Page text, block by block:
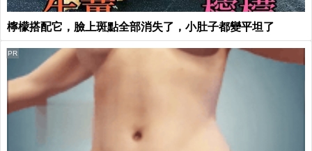
檸檬搭配它，臉上斑點全部消失了，小肚子都變平坦了
PR